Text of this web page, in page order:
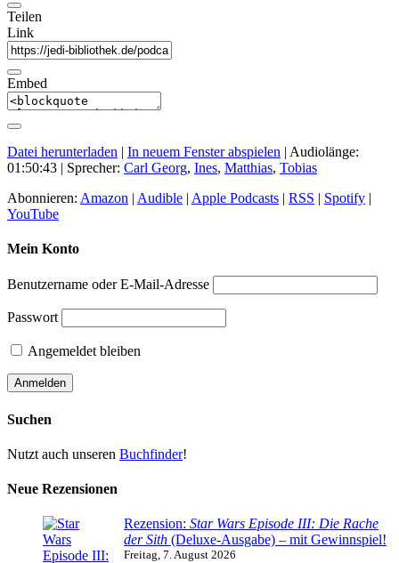
Teilen
Link
Embed
Datei herunterladen | In neuem Fenster abspielen | Audiolänge:
01:50:43 | Sprecher: Carl Georg, Ines, Matthias, Tobias
Abonnieren: Amazon | Audible | Apple Podcasts | RSS | Spotify |
YouTube
Mein Konto
Benutzername oder E-Mail-Adresse
Passwort
Angemeldet bleiben
Suchen
Nutzt auch unseren Buchfinder!
Neue Rezensionen
Rezension: Star Wars Episode III: Die Rache
der Sith (Deluxe-Ausgabe) – mit Gewinnspiel!
Freitag, 7. August 2026